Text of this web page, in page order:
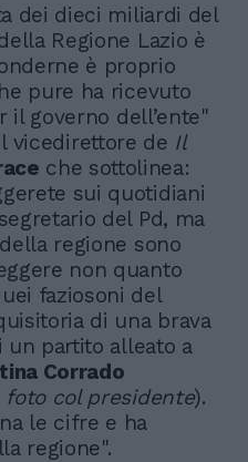
dei dieci miliardi del
Regione Lazio è
è proprio
pure ha ricevuto
governo dell’ente"
vicedirettore de Il
che sottolinea:
sui quotidiani
del Pd, ma
regione sono
non quanto
faziosoni del
di una brava
un partito alleato a
Corrado
foto col presidente).
le cifre e ha
regione".